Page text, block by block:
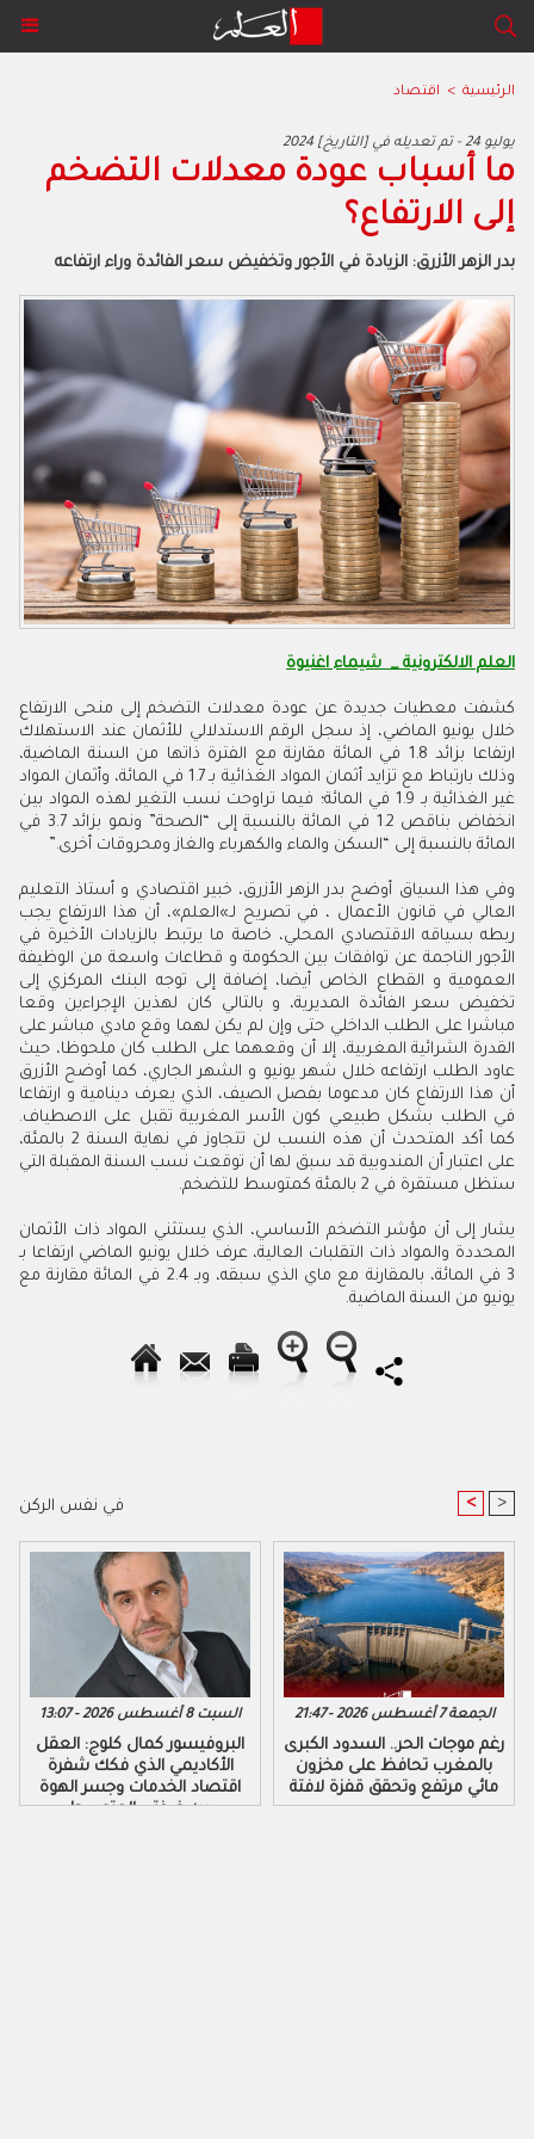
الرئيسية > اقتصاد
2024 يوليو 24 - تم تعديله في [التاريخ]
ما أسباب عودة معدلات التضخم
إلى الارتفاع؟
بدر الزهر الأزرق: الزيادة في الأجور وتخفيض سعر الفائدة وراء ارتفاعه
العلم الالكترونية _ شيماء اغنيوة
كشفت معطيات جديدة عن عودة معدلات التضخم إلى منحى الارتفاع
خلال يونيو الماضي، إذ سجل الرقم الاستدلالي للأثمان عند الاستهلاك
ارتفاعا بزائد 1.8 في المائة مقارنة مع الفترة ذاتها من السنة الماضية،
وذلك بارتباط مع تزايد أثمان المواد الغذائية بـ 1.7 في المائة، وأثمان المواد
غير الغذائية بـ 1.9 في المائة؛ فيما تراوحت نسب التغير لهذه المواد بين
انخفاض بناقص 1.2 في المائة بالنسبة إلى “الصحة” ونمو بزائد 3.7 في
المائة بالنسبة إلى “السكن والماء والكهرباء والغاز ومحروقات أخرى”.
وفي هذا السياق أوضح بدر الزهر الأزرق، خبير اقتصادي و أستاذ التعليم
العالي في قانون الأعمال ، في تصريح لـ»العلم»، أن هذا الارتفاع يجب
ربطه بسياقه الاقتصادي المحلي، خاصة ما يرتبط بالزيادات الأخيرة في
الأجور الناجمة عن توافقات بين الحكومة و قطاعات واسعة من الوظيفة
العمومية و القطاع الخاص أيضا، إضافة إلى توجه البنك المركزي إلى
تخفيض سعر الفائدة المديرية، و بالتالي كان لهذين الإجراءين وقعا
مباشرا على الطلب الداخلي حتى وإن لم يكن لهما وقع مادي مباشر على
القدرة الشرائية المغربية، إلا أن وقعهما على الطلب كان ملحوظا، حيث
عاود الطلب ارتفاعه خلال شهر يونيو و الشهر الجاري، كما أوضح الأزرق
أن هذا الارتفاع كان مدعوما بفصل الصيف، الذي يعرف دينامية و ارتفاعا
في الطلب بشكل طبيعي كون الأسر المغربية تقبل على الاصطياف.
كما أكد المتحدث أن هذه النسب لن تتجاوز في نهاية السنة 2 بالمئة،
على اعتبار أن المندوبية قد سبق لها أن توقعت نسب السنة المقبلة التي
ستظل مستقرة في 2 بالمئة كمتوسط للتضخم
.
يشار إلى أن مؤشر التضخم الأساسي، الذي يستثني المواد ذات الأثمان
المحددة والمواد ذات التقلبات العالية، عرف خلال يونيو الماضي ارتفاعا بـ
3 في المائة، بالمقارنة مع ماي الذي سبقه، وبـ 2.4 في المائة مقارنة مع
يونيو من السنة الماضية.
في نفس الركن < >
السبت 8 أغسطس 2026 - 13:07
البروفيسور كمال كلوج: العقل
الأكاديمي الذي فكك شفرة
اقتصاد الخدمات وجسر الهوة
بين ضفتي المتوسط
الجمعة 7 أغسطس 2026 - 21:47
رغم موجات الحر.. السدود الكبرى
بالمغرب تحافظ على مخزون
مائي مرتفع وتحقق قفزة لافتة